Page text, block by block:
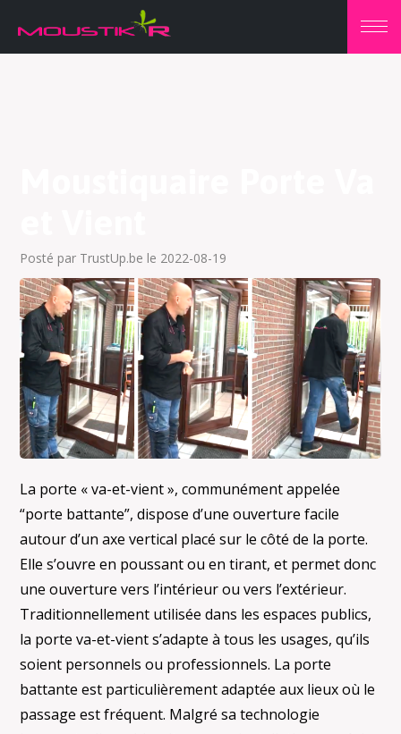
Posté par TrustUp.be le 2022-08-19
La porte « va-et-vient », communément appelée
“porte battante”, dispose d’une ouverture facile
autour d’un axe vertical placé sur le côté de la porte.
Elle s’ouvre en poussant ou en tirant, et permet donc
une ouverture vers l’intérieur ou vers l’extérieur.
Traditionnellement utilisée dans les espaces publics,
la porte va-et-vient s’adapte à tous les usages, qu’ils
soient personnels ou professionnels. La porte
battante est particulièrement adaptée aux lieux où le
passage est fréquent. Malgré sa technologie